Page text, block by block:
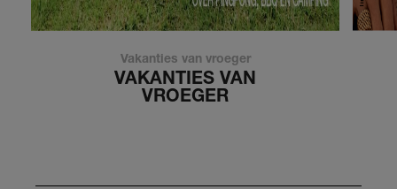
Vakanties van vroeger
VAKANTIES VAN
VROEGER